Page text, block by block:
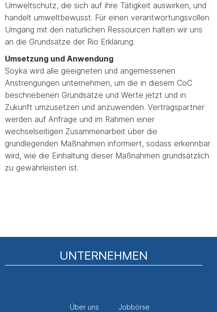
Umweltschutz, die sich auf ihre Tätigkeit auswirken, und
handelt umweltbewusst. Für einen verantwortungsvollen
Umgang mit den natürlichen Ressourcen halten wir uns
an die Grundsätze der Rio Erklärung.
Umsetzung und Anwendung
Soyka wird alle geeigneten und angemessenen
Anstrengungen unternehmen, um die in diesem CoC
beschriebenen Grundsätze und Werte jetzt und in
Zukunft umzusetzen und anzuwenden. Vertragspartner
werden auf Anfrage und im Rahmen einer
wechselseitigen Zusammenarbeit über die
grundlegenden Maßnahmen informiert, sodass erkennbar
wird, wie die Einhaltung dieser Maßnahmen grundsätzlich
zu gewährleisten ist.
UNTERNEHMEN
Über uns
Jobbörse